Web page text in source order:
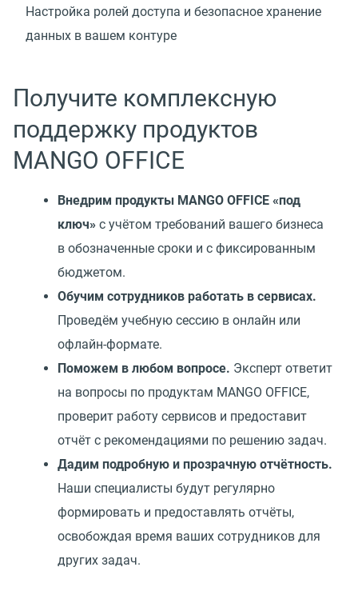
Настройка ролей доступа и безопасное хранение
данных в вашем контуре
Получите комплексную
поддержку продуктов
MANGO OFFICE
Внедрим продукты MANGO OFFICE «под
ключ» с учётом требований вашего бизнеса
в обозначенные сроки и с фиксированным
бюджетом.
Обучим сотрудников работать в сервисах.
Проведём учебную сессию в онлайн или
офлайн-формате.
Поможем в любом вопросе. Эксперт ответит
на вопросы по продуктам MANGO OFFICE,
проверит работу сервисов и предоставит
отчёт с рекомендациями по решению задач.
Дадим подробную и прозрачную отчётность.
Наши специалисты будут регулярно
формировать и предоставлять отчёты,
освобождая время ваших сотрудников для
других задач.